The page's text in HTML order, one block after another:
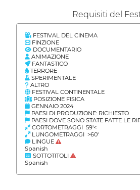
Requisiti del
FESTIVAL DEL CINEMA
FINZIONE
DOCUMENTARIO
ANIMAZIONE
FANTASTICO
TERRORE
SPERIMENTALE
ALTRO
FESTIVAL CONTINENTALE
POSIZIONE FISICA
GENNAIO 2024
PAESI DI PRODUZIONE: RICHIESTO
PAESI DOVE SONO STATE FATTE LE
CORTOMETRAGGI 59'<
LUNGOMETRAGGI >60'
LINGUE
Spanish
SOTTOTITOLI
Spanish